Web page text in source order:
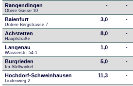
Rangendingen
Obere Gasse 10
- -
Baienfurt
Untere Bergstrasse 7
3,0 -
Achstetten
Hauptstraße
8,0 -
Langenau
Wasserstr. 54-1
1,0 -
Burgrieden
Im Stellwinkel
5,0 -
Hochdorf-Schweinhausen
Lindenweg 2
11,3 -